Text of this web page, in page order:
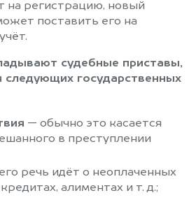
на регистрацию, новый
поставить его на
судебные приставы,
следующих государственных
— обычно это касается
в преступлении
речь идёт о неоплаченных
алиментах и т. д.;